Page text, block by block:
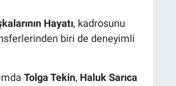
Hayatı, kadrosunu
biri de deneyimli
Tolga Tekin, Haluk Sarıca